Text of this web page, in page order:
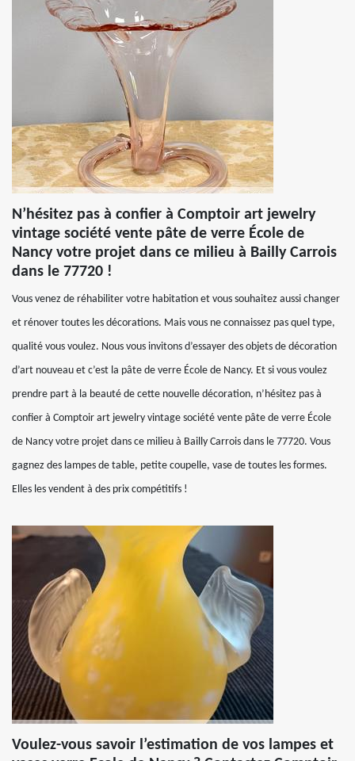
N’hésitez pas à confier à Comptoir art jewelry
vintage société vente pâte de verre École de
Nancy votre projet dans ce milieu à Bailly Carrois
dans le 77720 !
Vous venez de réhabiliter votre habitation et vous souhaitez aussi changer
et rénover toutes les décorations. Mais vous ne connaissez pas quel type,
qualité vous voulez. Nous vous invitons d’essayer des objets de décoration
d’art nouveau et c’est la pâte de verre École de Nancy. Et si vous voulez
prendre part à la beauté de cette nouvelle décoration, n’hésitez pas à
confier à Comptoir art jewelry vintage société vente pâte de verre École
de Nancy votre projet dans ce milieu à Bailly Carrois dans le 77720. Vous
gagnez des lampes de table, petite coupelle, vase de toutes les formes.
Elles les vendent à des prix compétitifs !
Voulez-vous savoir l’estimation de vos lampes et